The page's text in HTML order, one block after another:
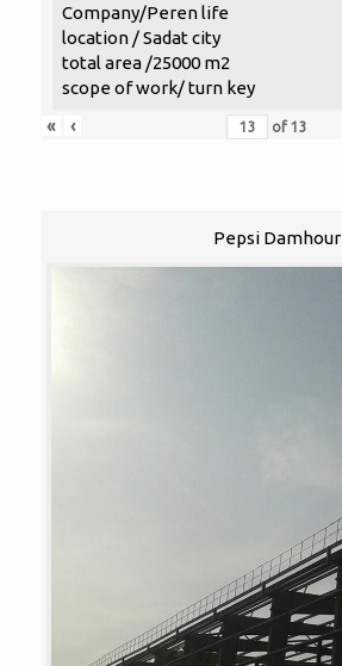
Company/Peren life
location / Sadat city
total area /25000 m2
scope of work/ turn key
«
‹ of 13
Pepsi Damhour